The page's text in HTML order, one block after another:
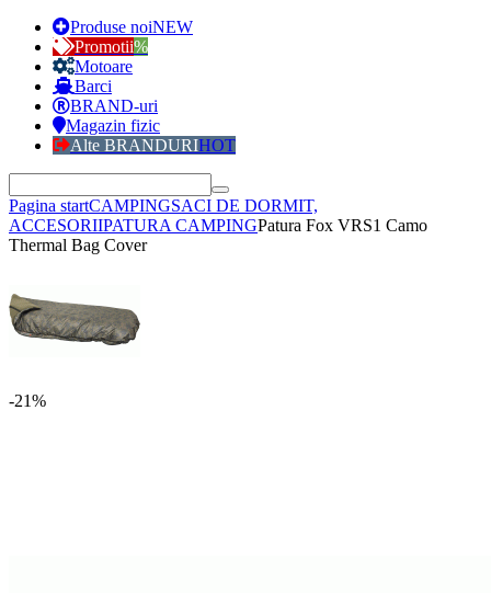
Produse noiNEW
Promotii%
Motoare
Barci
BRAND-uri
Magazin fizic
Alte BRANDURIHOT
Pagina startCAMPINGSACI DE DORMIT,
ACCESORIIPATURA CAMPINGPatura Fox VRS1 Camo
Thermal Bag Cover
-21%